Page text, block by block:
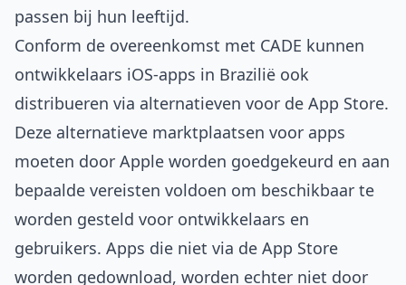
passen bij hun leeftijd.
Conform de overeenkomst met CADE kunnen
ontwikkelaars iOS-apps in Brazilië ook
distribueren via alternatieven voor de App Store.
Deze alternatieve marktplaatsen voor apps
moeten door Apple worden goedgekeurd en aan
bepaalde vereisten voldoen om beschikbaar te
worden gesteld voor ontwikkelaars en
gebruikers. Apps die niet via de App Store
worden gedownload, worden echter niet door